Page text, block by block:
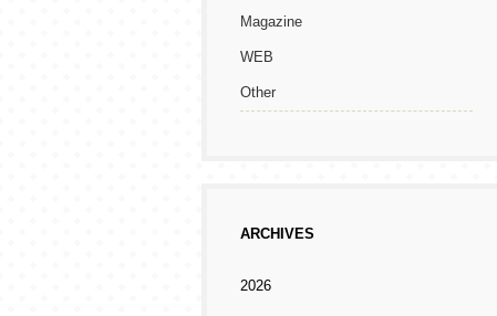
Magazine
WEB
Other
ARCHIVES
2026